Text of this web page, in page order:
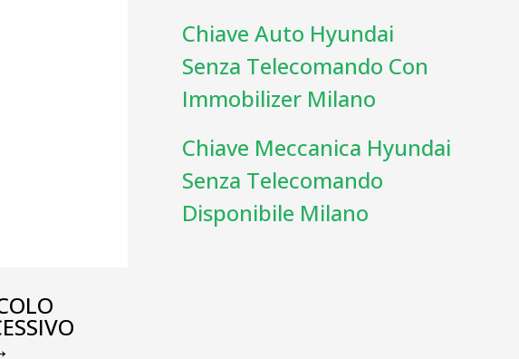
Chiave Auto Hyundai
Senza Telecomando Con
Immobilizer Milano
Chiave Meccanica Hyundai
Senza Telecomando
Disponibile Milano